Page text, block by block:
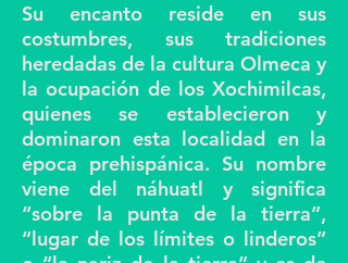
Su encanto reside en sus
costumbres, sus tradiciones
heredadas de la cultura Olmeca y
la ocupación de los Xochimilcas,
quienes se establecieron y
dominaron esta localidad en la
época prehispánica. Su nombre
viene del náhuatl y significa
“sobre la punta de la tierra”,
“lugar de los límites o linderos”